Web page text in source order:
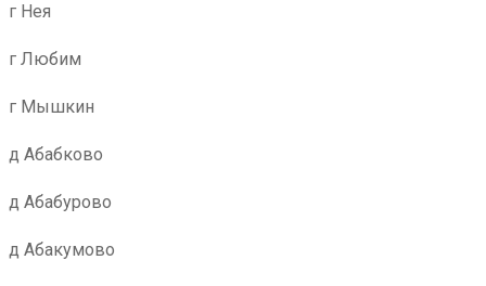
г Нея
г Любим
г Мышкин
д Абабково
д Абабурово
д Абакумово